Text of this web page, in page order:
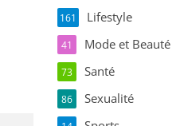
Lifestyle
161
Mode et Beauté
41
Santé
73
Sexualité
86